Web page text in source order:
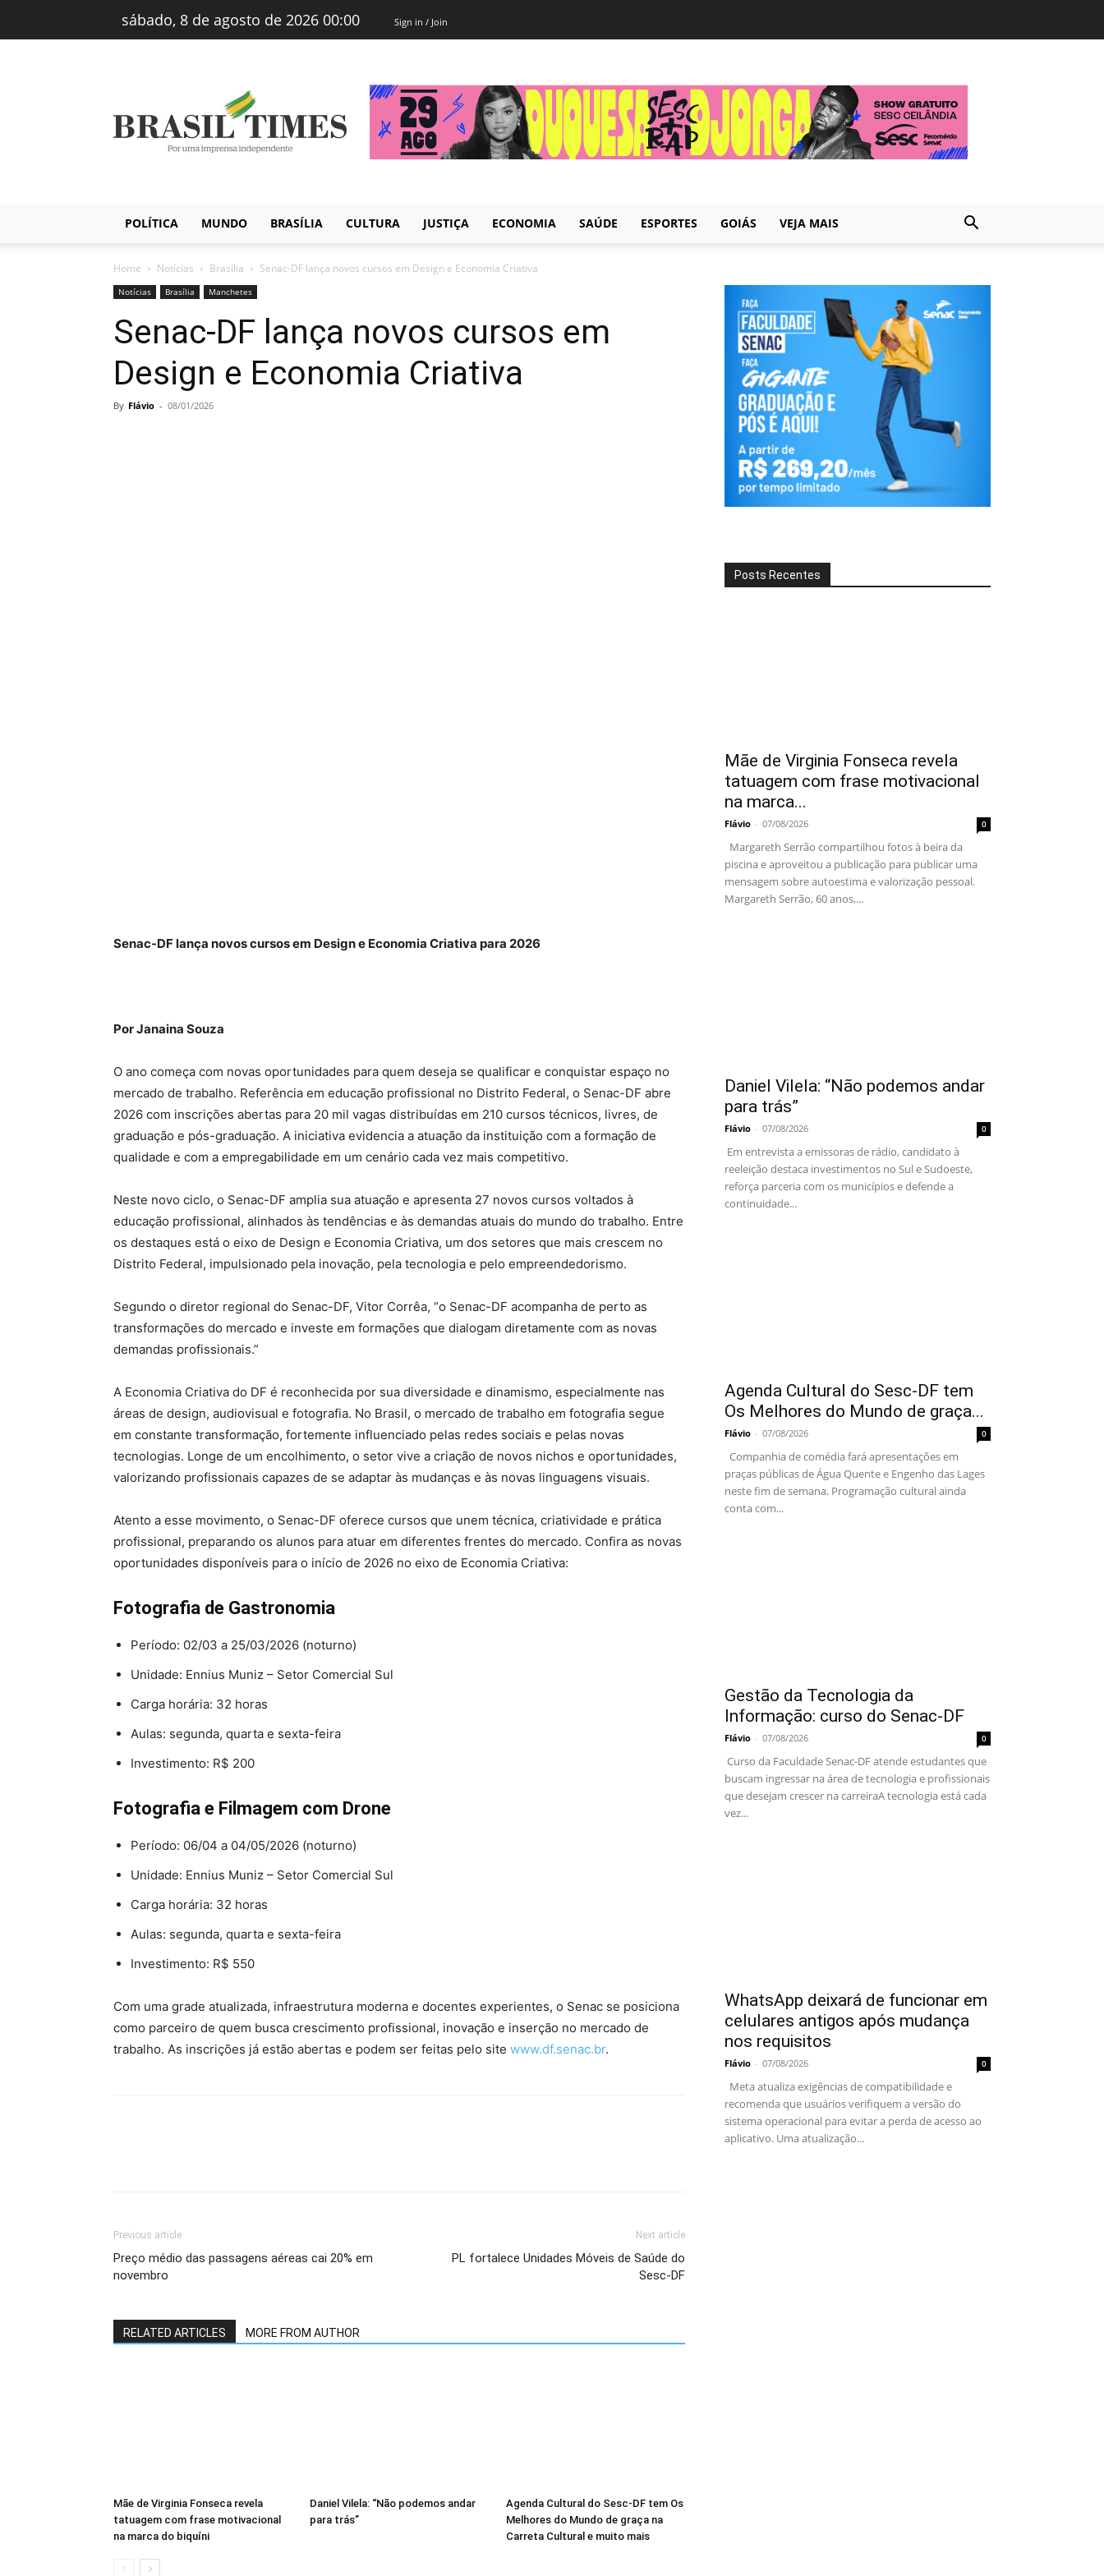
sábado, 8 de agosto de 2026 00:00 Sign in / Join
Brasiltimes
–
Notícias
POLÍTICA MUNDO BRASÍLIA CULTURA JUSTIÇA ECONOMIA SAÚDE ESPORTES GOIÁS VEJA MAIS
Home Notícias Brasília Senac-DF lança novos cursos em Design e Economia Criativa
Notícias Brasília Manchetes
Senac-DF lança novos cursos em
Design e Economia Criativa
By Flávio - 08/01/2026
Senac-DF lança novos cursos em Design e Economia Criativa para 2026
Por Janaina Souza
O ano começa com novas oportunidades para quem deseja se qualificar e conquistar espaço no
mercado de trabalho. Referência em educação profissional no Distrito Federal, o Senac-DF abre
2026 com inscrições abertas para 20 mil vagas distribuídas em 210 cursos técnicos, livres, de
graduação e pós-graduação. A iniciativa evidencia a atuação da instituição com a formação de
qualidade e com a empregabilidade em um cenário cada vez mais competitivo.
Neste novo ciclo, o Senac-DF amplia sua atuação e apresenta 27 novos cursos voltados à
educação profissional, alinhados às tendências e às demandas atuais do mundo do trabalho. Entre
os destaques está o eixo de Design e Economia Criativa, um dos setores que mais crescem no
Distrito Federal, impulsionado pela inovação, pela tecnologia e pelo empreendedorismo.
Segundo o diretor regional do Senac-DF, Vitor Corrêa, “o Senac-DF acompanha de perto as
transformações do mercado e investe em formações que dialogam diretamente com as novas
demandas profissionais.”
A Economia Criativa do DF é reconhecida por sua diversidade e dinamismo, especialmente nas
áreas de design, audiovisual e fotografia. No Brasil, o mercado de trabalho em fotografia segue
em constante transformação, fortemente influenciado pelas redes sociais e pelas novas
tecnologias. Longe de um encolhimento, o setor vive a criação de novos nichos e oportunidades,
valorizando profissionais capazes de se adaptar às mudanças e às novas linguagens visuais.
Atento a esse movimento, o Senac-DF oferece cursos que unem técnica, criatividade e prática
profissional, preparando os alunos para atuar em diferentes frentes do mercado. Confira as novas
oportunidades disponíveis para o início de 2026 no eixo de Economia Criativa:
Fotografia de Gastronomia
Período: 02/03 a 25/03/2026 (noturno)
Unidade: Ennius Muniz – Setor Comercial Sul
Carga horária: 32 horas
Aulas: segunda, quarta e sexta-feira
Investimento: R$ 200
Fotografia e Filmagem com Drone
Período: 06/04 a 04/05/2026 (noturno)
Unidade: Ennius Muniz – Setor Comercial Sul
Carga horária: 32 horas
Aulas: segunda, quarta e sexta-feira
Investimento: R$ 550
Com uma grade atualizada, infraestrutura moderna e docentes experientes, o Senac se posiciona
como parceiro de quem busca crescimento profissional, inovação e inserção no mercado de
trabalho. As inscrições já estão abertas e podem ser feitas pelo site www.df.senac.br.
Previous article
Preço médio das passagens aéreas cai 20% em
novembro
Next article
PL fortalece Unidades Móveis de Saúde do
Sesc-DF
RELATED ARTICLES MORE FROM AUTHOR
Mãe de Virginia Fonseca revela
tatuagem com frase motivacional
na marca do biquíni
Daniel Vilela: “Não podemos andar
para trás”
Agenda Cultural do Sesc-DF tem Os
Melhores do Mundo de graça na
Carreta Cultural e muito mais
Posts Recentes
Mãe de Virginia Fonseca revela
tatuagem com frase motivacional
na marca...
Flávio - 07/08/2026 0
Margareth Serrão compartilhou fotos à beira da
piscina e aproveitou a publicação para publicar uma
mensagem sobre autoestima e valorização pessoal.
Margareth Serrão, 60 anos,...
Daniel Vilela: “Não podemos andar
para trás”
Flávio - 07/08/2026 0
Em entrevista a emissoras de rádio, candidato à
reeleição destaca investimentos no Sul e Sudoeste,
reforça parceria com os municípios e defende a
continuidade...
Agenda Cultural do Sesc-DF tem
Os Melhores do Mundo de graça...
Flávio - 07/08/2026 0
Companhia de comédia fará apresentações em
praças públicas de Água Quente e Engenho das Lages
neste fim de semana. Programação cultural ainda
conta com...
Gestão da Tecnologia da
Informação: curso do Senac-DF
Flávio - 07/08/2026 0
Curso da Faculdade Senac-DF atende estudantes que
buscam ingressar na área de tecnologia e profissionais
que desejam crescer na carreiraA tecnologia está cada
vez...
WhatsApp deixará de funcionar em
celulares antigos após mudança
nos requisitos
Flávio - 07/08/2026 0
Meta atualiza exigências de compatibilidade e
recomenda que usuários verifiquem a versão do
sistema operacional para evitar a perda de acesso ao
aplicativo. Uma atualização...